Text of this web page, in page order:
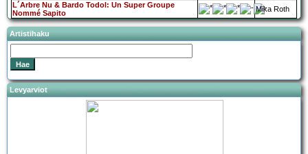
L´Arbre Nu & Bardo Todol: Un Super Groupe
Nommé Sapito
Mika Roth
Artistihaku
Levyarviot